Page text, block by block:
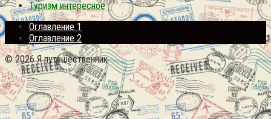
Туризм интересное
Оглавление 1
Оглавление 2
© 2026 Я путешественник